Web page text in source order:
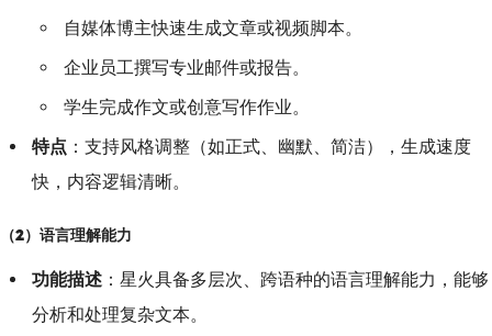
自媒体博主快速生成文章或视频脚本。
企业员工撰写专业邮件或报告。
学生完成作文或创意写作作业。
特点 ：支持风格调整（如正式、幽默、简洁），生成速度
快，内容逻辑清晰。
（2）语言理解能力
功能描述：星火具备多层次、跨语种的语言理解能力，能够
分析和处理复杂文本。